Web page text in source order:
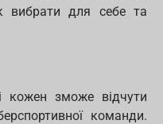
вибрати для себе та
зможе відчути
команди.